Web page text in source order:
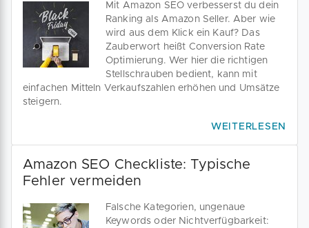
Mit Amazon SEO verbesserst du dein
Ranking als Amazon Seller. Aber wie
wird aus dem Klick ein Kauf? Das
Zauberwort heißt Conversion Rate
Optimierung. Wer hier die richtigen
Stellschrauben bedient, kann mit
einfachen Mitteln Verkaufszahlen erhöhen und Umsätze
steigern.
WEITERLESEN
Amazon SEO Checkliste: Typische
Fehler vermeiden
Falsche Kategorien, ungenaue
Keywords oder Nichtverfügbarkeit: